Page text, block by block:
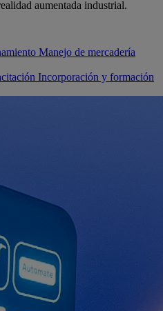
aumentada industrial.
Manejo de mercadería
Incorporación y formación